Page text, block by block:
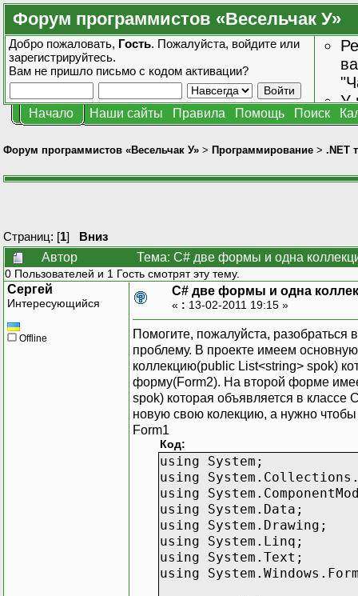
Форум программистов «Весельчак У»
Добро пожаловать, Гость. Пожалуйста, войдите или
зарегистрируйтесь.
Вам не пришло письмо с кодом активации?
У
Начало Наши сайты Правила Помощь Поиск
Форум программистов «Весельчак У» > Программирование > .NET
Страниц: [1] Вниз
Автор
Тема: C# две формы и одна
0 Пользователей и 1 Гость смотрят эту тему.
Сергей
Интересующийся
Offline
C# две формы и одна
« : 13-02-2011 19:15 »
Помогите, пожалуйста,
проблему. В проекте имеем
коллекцию(public List<string> spok)
форму(Form2). На второй форме
spok) которая объявляется в
новую свою колекцию, а нужно
Form1
Код:
using System;
using
using
using System.Data;
using System.Drawing;
using System.Linq;
using System.Text;
using